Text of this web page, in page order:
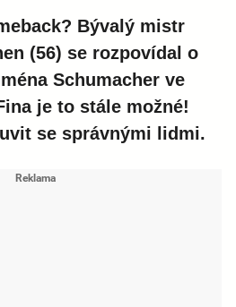
Bývalý mistr
(56) se rozpovídal o
Schumacher ve
je to stále možné!
se správnými lidmi.